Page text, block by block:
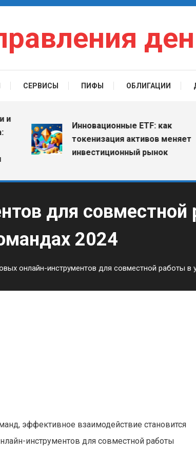
СЕРВИСЫ ПИФЫ ОБЛИГАЦИИ
Инновационные ETF: как
токенизация активов меняет
инвестиционный рынок
для
2024
онлайн-инструментов для совместной работы в
эффективное взаимодействие становится
инструментов для совместной работы